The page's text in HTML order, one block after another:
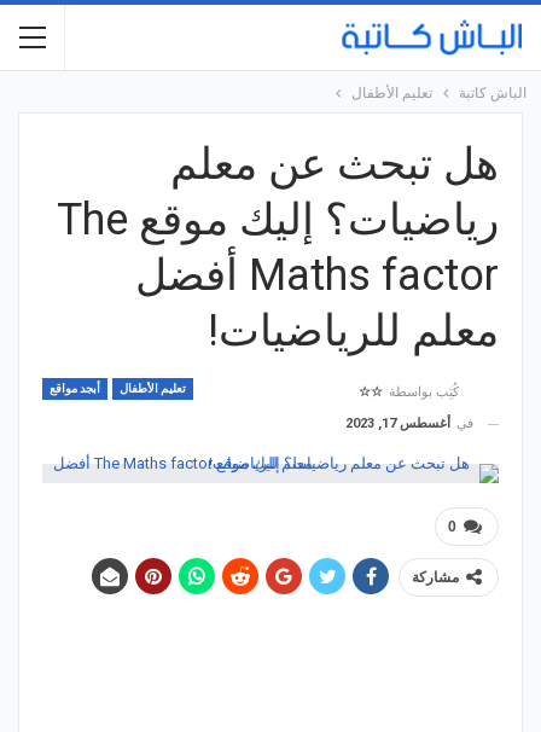
الباش كاتبة تعليم الأطفال
هل تبحث عن معلم
رياضيات؟ إليك موقع The
Maths factor أفضل
معلم للرياضيات!
تعليم الأطفال أبجد مواقع كُتِب بواسطة ☆☆
في
أغسطس 17, 2023
0
مشاركة